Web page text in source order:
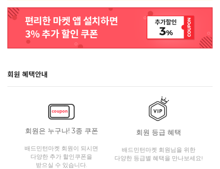
회원 혜택안내
회원은 누구나! 3종 쿠폰
배드민턴마켓 회원이 되시면
다양한 추가 할인쿠폰을
받으실 수 있습니다.
회원 등급 혜택
배드민턴마켓 회원님을 위한
다양한 등급별 혜택을 만나보세요!